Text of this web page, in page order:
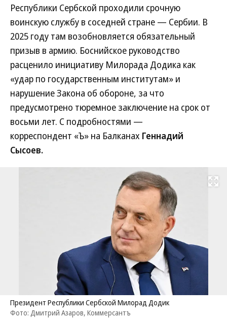
Республики Сербской проходили срочную
воинскую службу в соседней стране — Сербии. В
2025 году там возобновляется обязательный
призыв в армию. Боснийское руководство
расценило инициативу Милорада Додика как
«удар по государственным институтам» и
нарушение Закона об обороне, за что
предусмотрено тюремное заключение на срок от
восьми лет. С подробностями —
корреспондент «Ъ» на Балканах Геннадий
Сысоев.
Развернуть
Президент Республики Сербской Милорад Додик
Фото: Дмитрий Азаров, Коммерсантъ